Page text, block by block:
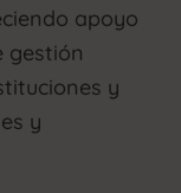
apoyo
gestión
y
y